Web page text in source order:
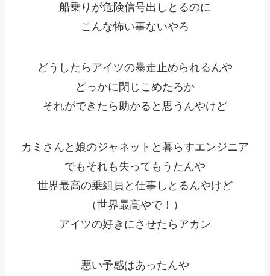
船乗りが危険信号出しとるのに
こんな怖い事ないやろ
どうしたらアイツの暴走止められるんや
どっかに閉じこめたろか
それができたら助かると思うんやけど
カミさんと娘のジャネットと暮らすエンジニア
でもそれも失ってもうたんや
世界最高の乗組員と仕事しとるんやけど
（世界最高やで！）
アイツの好きにさせたらアカン
悪い予感はあったんや